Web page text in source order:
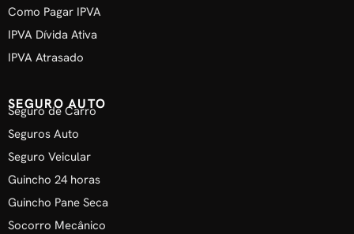
Como Pagar IPVA
IPVA Dívida Ativa
IPVA Atrasado
SEGURO AUTO
Seguro de Carro
Seguros Auto
Seguro Veicular
Guincho 24 horas
Guincho Pane Seca
Socorro Mecânico